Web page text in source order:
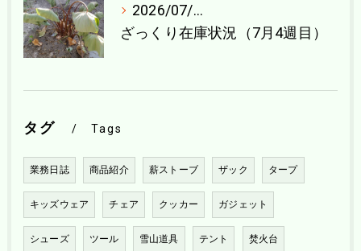
2026/07/21
ざっくり在庫状況（7月4週目）
タグ Tags
業務日誌 商品紹介 薪ストーブ ザック タープ
キッズウェア チェア クッカー ガジェット
シューズ ツール 雪山道具 テント 焚火台